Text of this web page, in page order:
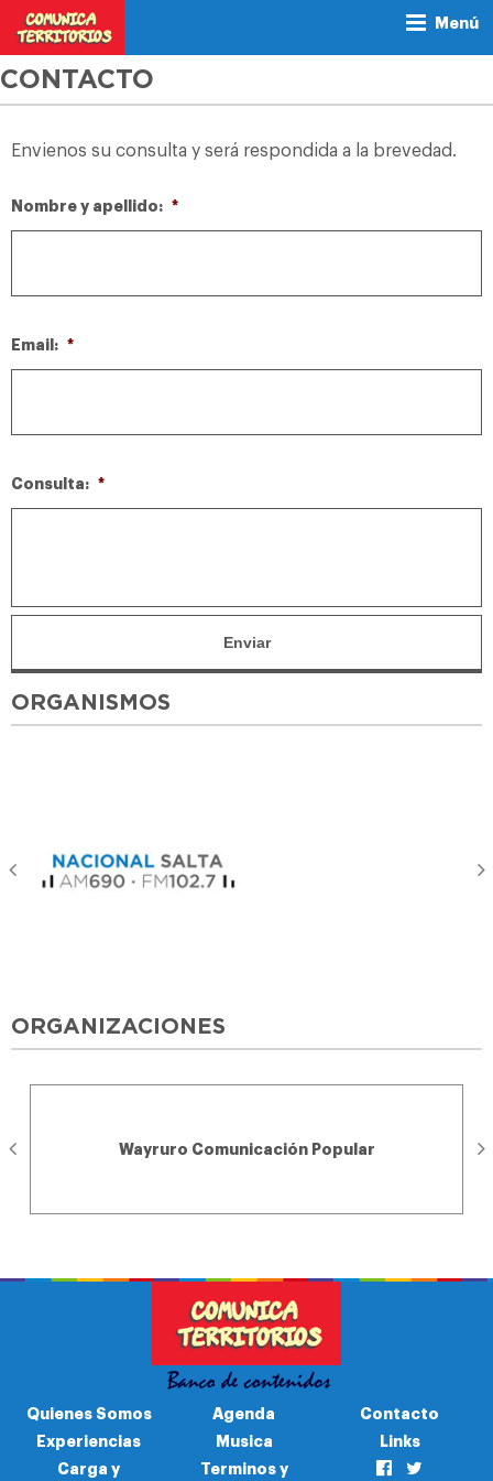
Menú
CONTACTO
Envienos su consulta y será respondida a la brevedad.
Nombre y apellido: *
Email: *
Consulta: *
ORGANISMOS
ORGANIZACIONES
Wayruro Comunicación Popular
Quienes Somos
Experiencias
Carga y
Agenda
Musica
Terminos y
Contacto
Links